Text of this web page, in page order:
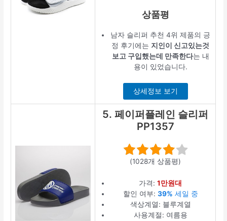
상품평
남자 슬리퍼 추천 4위 제품의 긍
정 후기에는 지인이 신고있는것
보고 구입했는데 만족한다는 내
용이 있었습니다.
상세정보 보기
5. 페이퍼플레인 슬리퍼
PP1357
(1028개 상품평)
가격:1만원대
할인 여부: 39% 세일 중
색상계열: 블루계열
사용계절: 여름용